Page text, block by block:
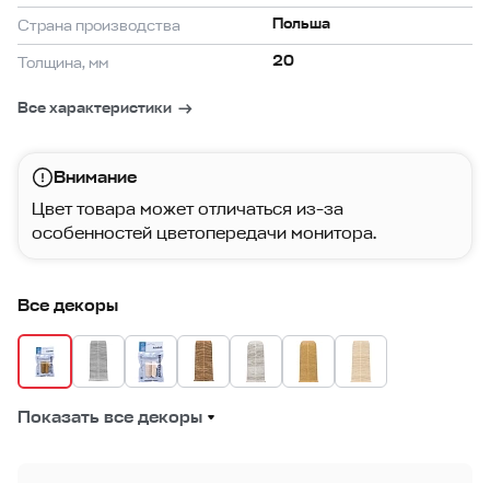
Страна производства Польша
Толщина, мм 20
Все характеристики
Внимание
Цвет товара может отличаться из-за
особенностей цветопередачи монитора.
Все декоры
Показать все декоры